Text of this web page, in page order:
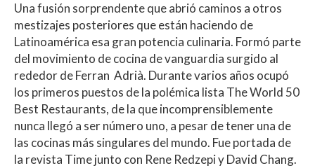
Una fusión sorprendente que abrió caminos a otros
mestizajes posteriores que están haciendo de
Latinoamérica esa gran potencia culinaria. Formó parte
del movimiento de cocina de vanguardia surgido al
rededor de Ferran Adrià. Durante varios años ocupó
los primeros puestos de la polémica lista The World 50
Best Restaurants, de la que incomprensiblemente
nunca llegó a ser número uno, a pesar de tener una de
las cocinas más singulares del mundo. Fue portada de
la revista Time junto con Rene Redzepi y David Chang.